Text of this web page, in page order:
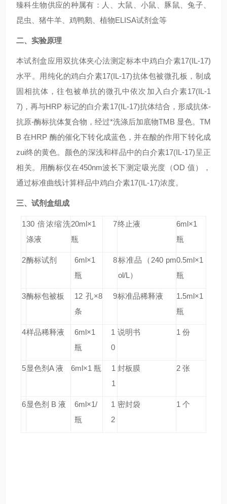
臻科生物供应的种属有：人、大鼠、小鼠、豚鼠、兔子、
昆虫、猪牛羊、鸡鸭鹅、植物ELISA试剂盒等
二、实验原理
本试剂盒应用双抗体夹心法测定标本中鸡白介素17(IL-17)
水平。用纯化的鸡白介素17(IL-17)抗体包被微孔板，制成
固相抗体，往包被单抗的微孔中依次加入白介素17(IL-1
7)，再与HRP 标记的白介素17(IL-17)抗体结合，形成抗体-
抗原-酶标抗体复合物，经过*洗涤后加底物TMB 显色。TM
B 在HRP 酶的催化下转化成蓝色，并在酸的作用下转化成
zui终的黄色。颜色的深浅和样品中的白介素17(IL-17)呈正
相关。用酶标仪在450nm波长下测定吸光度（OD 值），
通过标准曲线计算样品中鸡白介素17(IL-17)浓度。
三、试剂盒组成
130 倍浓缩洗
涤液
20ml×1
瓶
7终止液
6ml×1
瓶
2酶标试剂
6ml×1
瓶
8标准品
（240 pm
ol/L）
0.5ml×1
瓶
3酶标包被板
12 孔×8
条
9标准品稀释液
1.5ml×1
瓶
4样品稀释液
6ml×1
瓶
1
0
说明书 1 份
5显色剂A 液 6ml×1 瓶
1
1
封板膜 2 张
6显色剂 B 液
6ml×1/
瓶
1
2
密封袋 1 个